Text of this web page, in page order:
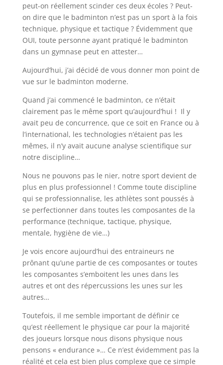
peut-on réellement scinder ces deux écoles ? Peut-
on dire que le badminton n’est pas un sport à la fois
technique, physique et tactique ? Évidemment que
OUI, toute personne ayant pratiqué le badminton
dans un gymnase peut en attester…
Aujourd’hui, j’ai décidé de vous donner mon point de
vue sur le badminton moderne.
Quand j’ai commencé le badminton, ce n’était
clairement pas le même sport qu’aujourd’hui ! Il y
avait peu de concurrence, que ce soit en France ou à
l’international, les technologies n’étaient pas les
mêmes, il n’y avait aucune analyse scientifique sur
notre discipline…
Nous ne pouvons pas le nier, notre sport devient de
plus en plus professionnel ! Comme toute discipline
qui se professionnalise, les athlètes sont poussés à
se perfectionner dans toutes les composantes de la
performance (technique, tactique, physique,
mentale, hygiène de vie…)
Je vois encore aujourd’hui des entraineurs ne
prônant qu’une partie de ces composantes or toutes
les composantes s’emboitent les unes dans les
autres et ont des répercussions les unes sur les
autres…
Toutefois, il me semble important de définir ce
qu’est réellement le physique car pour la majorité
des joueurs lorsque nous disons physique nous
pensons « endurance »… Ce n’est évidemment pas la
réalité et cela est bien plus complexe que ce simple